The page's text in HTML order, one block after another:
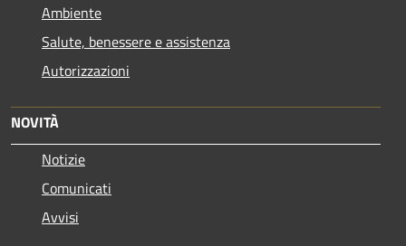
Ambiente
Salute, benessere e assistenza
Autorizzazioni
NOVITÀ
Notizie
Comunicati
Avvisi